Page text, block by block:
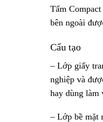
Tấm
bên ngoài
Cấu tạo
– Lớp giấy
nghiệp và
hay dùng làm
– Lớp bề mặt